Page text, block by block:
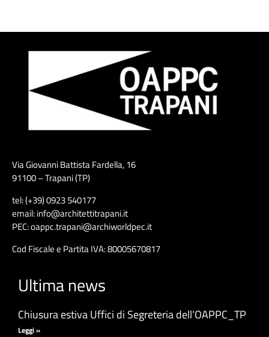
Via Giovanni Battista Fardella, 16
91100 – Trapani (TP)
tel: (+39) 0923 540177
email: info@architettitrapani.it
PEC: oappc.trapani@archiworldpec.it
Cod Fiscale e Partita IVA: 80005670817
Ultima news
Chiusura estiva Uffici di Segreteria dell’OAPPC_TP
Leggi »